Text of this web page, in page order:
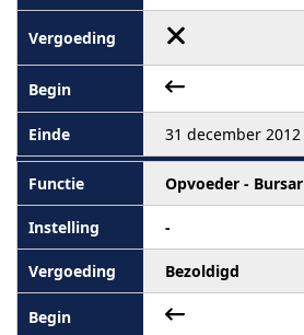
31 december 2012
Opvoeder - Bursar
-
Bezoldigd